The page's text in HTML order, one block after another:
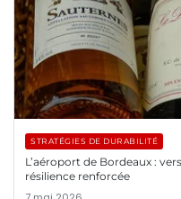
STRATÉGIES DE DURABILITÉ
L’aéroport de Bordeaux :
résilience renforcée